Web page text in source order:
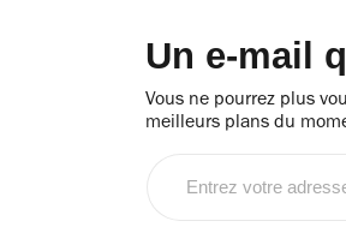
Un e-mail
Vous ne pourrez plus
meilleurs plans du